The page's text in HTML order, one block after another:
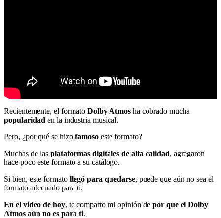
Recientemente, el formato Dolby Atmos ha cobrado mucha
popularidad en la industria musical.
Pero, ¿por qué se hizo famoso este formato?
Muchas de las plataformas digitales de alta calidad, agregaron
hace poco este formato a su catálogo.
Si bien, este formato llegó para quedarse, puede que aún no sea el
formato adecuado para ti.
En el video de hoy, te comparto mi opinión de por que el Dolby
Atmos aún no es para ti.